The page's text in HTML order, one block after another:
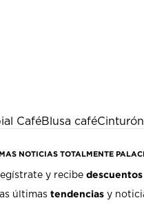
CaféBlusa café
NOTICIAS TOTALMENTE
y recibe
últimastendencias y